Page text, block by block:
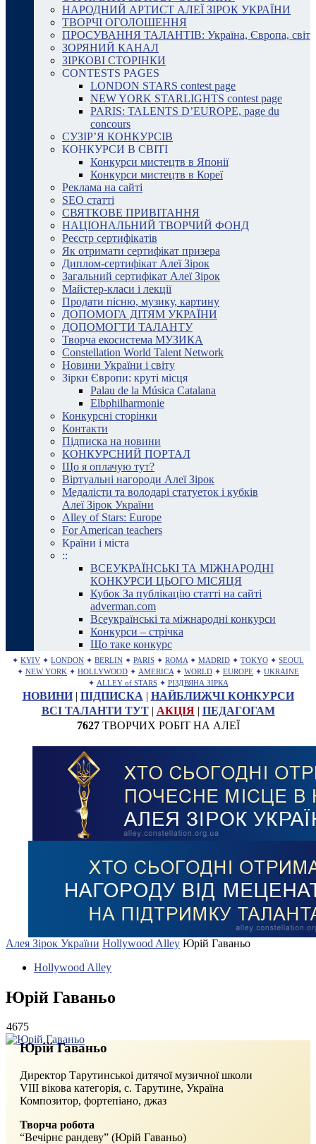
НАРОДНИЙ АРТИСТ АЛЕЇ ЗІРОК УКРАЇНИ
ТВОРЧІ ОГОЛОШЕННЯ
ПРОСУВАННЯ ТАЛАНТІВ: Україна, Європа, світ
ЗОРЯНИЙ КАНАЛ
ЗІРКОВІ СТОРІНКИ
CONTESTS PAGES
LONDON STARS contest page
NEW YORK STARLIGHTS contest page
PARIS: TALENTS D’EUROPE, page du
concours
СУЗІР’Я КОНКУРСІВ
КОНКУРСИ В СВІТІ
Конкурси мистецтв в Японії
Конкурси мистецтв в Кореї
Реклама на сайті
SEO статті
СВЯТКОВЕ ПРИВІТАННЯ
НАЦІОНАЛЬНИЙ ТВОРЧИЙ ФОНД
Реєстр сертифікатів
Як отримати сертифікат призера
Диплом-сертифікат Алеї Зірок
Загальний сертифікат Алеї Зірок
Майстер-класи і лекції
Продати пісню, музику, картину
ДОПОМОГА ДІТЯМ УКРАЇНИ
ДОПОМОГТИ ТАЛАНТУ
Творча екосистема МУЗИКА
Constellation World Talent Network
Новини України і світу
Зірки Європи: круті місця
Palau de la Música Catalana
Elbphilharmonie
Конкурсні сторінки
Контакти
Підписка на новини
КОНКУРСНИЙ ПОРТАЛ
Що я оплачую тут?
Віртуальні нагороди Алеї Зірок
Медалісти та володарі статуеток і кубків
Алеї Зірок України
Alley of Stars: Europe
For American teachers
Країни і міста
::
ВСЕУКРАЇНСЬКІ ТА МІЖНАРОДНІ
КОНКУРСИ ЦЬОГО МІСЯЦЯ
Кубок За публікацію статті на сайті
adverman.com
Всеукраїнські та міжнародні конкурси
Конкурси – стрічка
Що таке конкурс
✦ KYIV ✦ LONDON ✦ BERLIN ✦ PARIS ✦ ROMA ✦ MADRID ✦ TOKYO ✦ SEOUL
✦ NEW YORK ✦ HOLLYWOOD ✦ AMERICA ✦ WORLD ✦ EUROPE ✦ UKRAINE
✦ ALLEY of STARS ✦ РІЗДВЯНА ЗІРКА
НОВИНИ| ПІДПИСКА | НАЙБЛИЖЧІ КОНКУРСИ
ВСІ ТАЛАНТИ ТУТ| АКЦІЯ| ПЕДАГОГАМ
7627ТВОРЧИХ РОБІТ НА АЛЕЇ
Алея Зірок України Hollywood Alley Юрій Гаваньо
Hollywood Alley
Юрій Гаваньо
4675
Юрій Гаваньо
Директор Тарутинськоі дитячої музичної школи
VIII вікова категорія, с. Тарутине, Україна
Композитор, фортепіано, джаз
Творча робота
“Вечірнє рандеву” (Юрій Гаваньо)